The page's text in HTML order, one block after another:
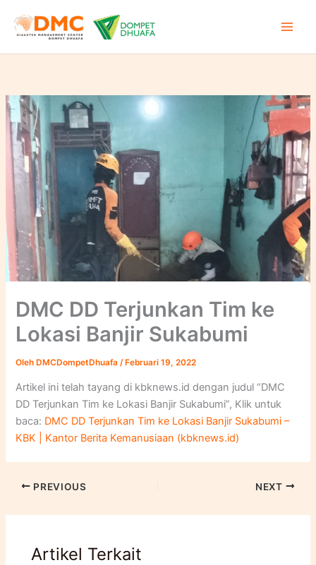
DMC DD Terjunkan Tim ke
Lokasi Banjir Sukabumi
OlehDMCDompetDhuafa/Februari 19, 2022
Artikel ini telah tayang di kbknews.id dengan judul “DMC
DD Terjunkan Tim ke Lokasi Banjir Sukabumi”, Klik untuk
baca: DMC DD Terjunkan Tim ke Lokasi Banjir Sukabumi –
KBK | Kantor Berita Kemanusiaan (kbknews.id)
PREVIOUS NEXT
Artikel Terkait